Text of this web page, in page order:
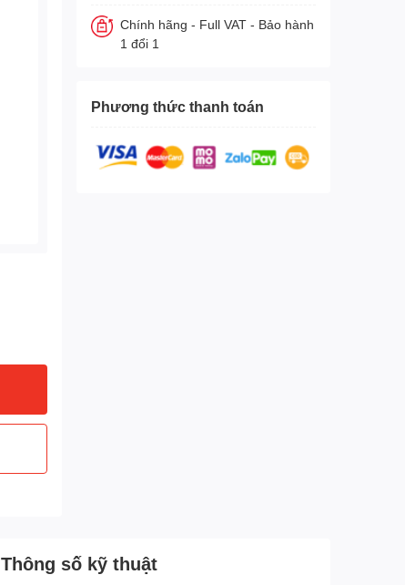
Chính hãng - Full VAT - Bảo hành
1 đổi 1
Phương thức thanh toán
Thông số kỹ thuật